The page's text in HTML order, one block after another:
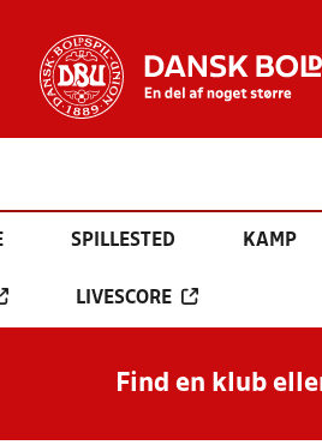
SPILLESTED KAMP
LIVESCORE
Find en klub